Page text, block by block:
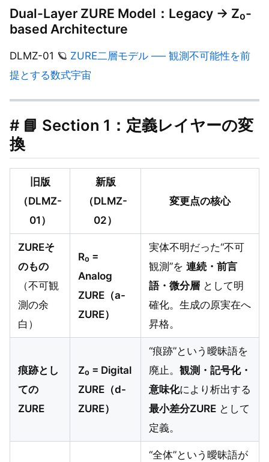
Dual-Layer ZURE Model：Legacy → Z₀-
based Architecture
DLMZ-01 🪐 ZURE二層モデル ── 観測不可能性を前
提とする数式宇宙
# 📘 Section 1：定義レイヤーの変
換
旧版
（DLMZ-
01）
新版
（DLMZ-
02）
変更点の核心
ZUREそ
のもの
（不可観
測の余
白）
R₀ =
Analog
ZURE（a-
ZURE）
実体不明だった“不可
観測”を 連続・前言
語・微分層 として明
確化。生成の原実在へ
昇格。
痕跡とし
ての
ZURE
Z₀ = Digital
ZURE（d-
ZURE）
“痕跡”という曖昧語を
廃止。 観測・記号化・
意味化により析出する
最小差分ZURE として
定義。
“全体”という曖昧語が